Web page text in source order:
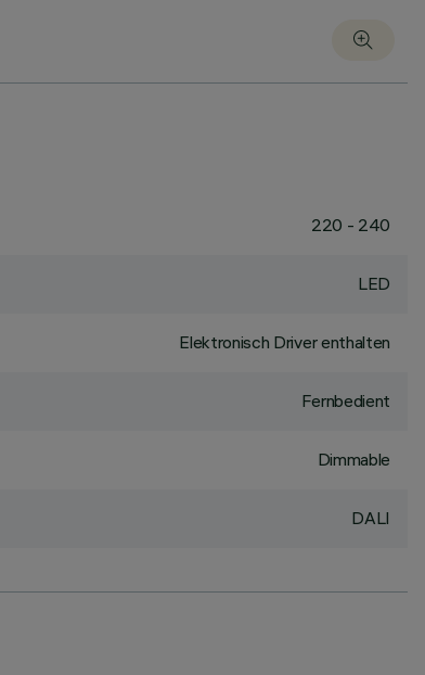
220 - 240
LED
Elektronisch Driver enthalten
Fernbedient
Dimmable
DALI